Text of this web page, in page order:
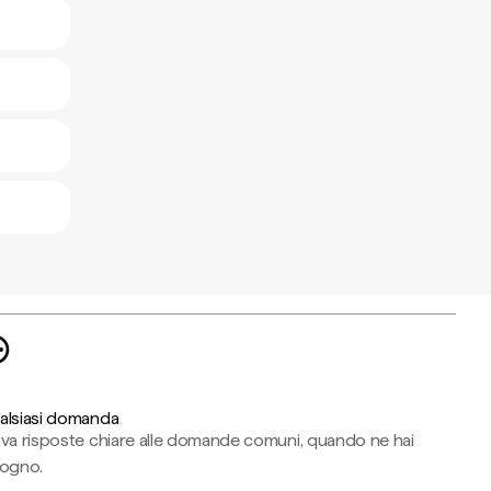
domanda
risposte chiare alle domande comuni, quando ne hai